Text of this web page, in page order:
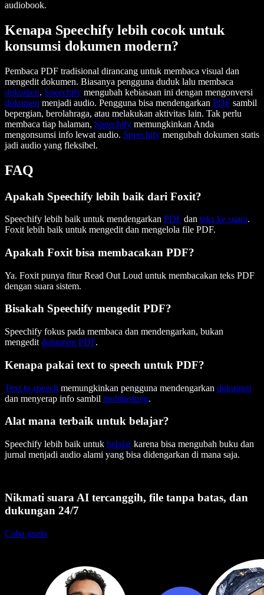
audiobook.
Kenapa Speechify lebih cocok untuk
konsumsi dokumen modern?
Pembaca PDF tradisional dirancang untuk membaca visual dan
mengedit dokumen. Biasanya pengguna duduk lalu membaca
dokumen. Speechify mengubah kebiasaan ini dengan mengonversi
dokumen menjadi audio. Pengguna bisa mendengarkan PDF sambil
bepergian, berolahraga, atau melakukan aktivitas lain. Tak perlu
membaca tiap halaman, Speechify memungkinkan Anda
mengonsumsi info lewat audio. Speechify mengubah dokumen statis
jadi audio yang fleksibel.
FAQ
Apakah Speechify lebih baik dari Foxit?
Speechify lebih baik untuk mendengarkan PDF dan teks ke suara.
Foxit lebih baik untuk mengedit dan mengelola file PDF.
Apakah Foxit bisa membacakan PDF?
Ya. Foxit punya fitur Read Out Loud untuk membacakan teks PDF
dengan suara sistem.
Bisakah Speechify mengedit PDF?
Speechify fokus pada membaca dan mendengarkan, bukan
mengedit dokumen PDF.
Kenapa pakai text to speech untuk PDF?
Text to speech memungkinkan pengguna mendengarkan dokumen
dan menyerap info sambil multitasking.
Alat mana terbaik untuk belajar?
Speechify lebih baik untuk belajarkarena bisa mengubah buku dan
jurnal menjadi audio alami yang bisa didengarkan di mana saja.
Nikmati suara AI tercanggih, file tanpa batas, dan
dukungan 24/7
Coba gratis